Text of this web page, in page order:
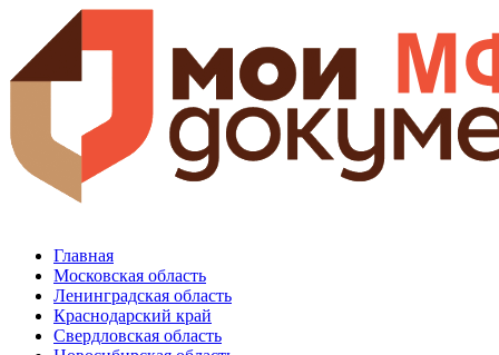
Главная
Московская область
Ленинградская область
Краснодарский край
Свердловская область